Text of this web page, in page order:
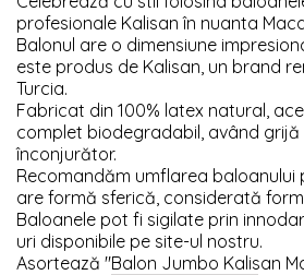
profesionale Kalisan în nuanta
Balonul are o dimensiune
este produs de Kalisan, un brand
Turcia.
Fabricat din 100% latex natural,
complet biodegradabil, având grijă
înconjurător.
Recomandăm umflarea
are formă sferică, considerată
Baloanele pot fi sigilate prin
uri disponibile pe site-ul nostru.
Asortează "Balon Jumbo Kalisan